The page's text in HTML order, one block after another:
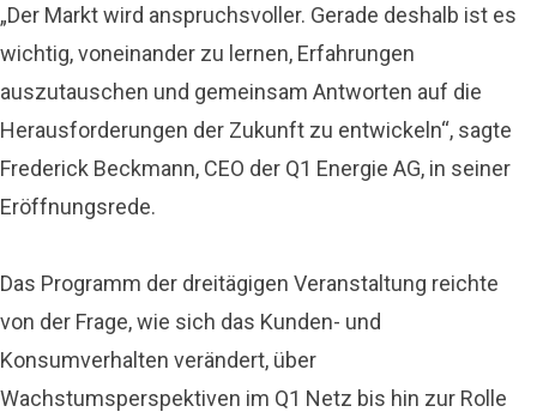
„Der Markt wird anspruchsvoller. Gerade deshalb ist es
wichtig, voneinander zu lernen, Erfahrungen
auszutauschen und gemeinsam Antworten auf die
Herausforderungen der Zukunft zu entwickeln“, sagte
Frederick Beckmann, CEO der Q1 Energie AG, in seiner
Eröffnungsrede.
Das Programm der dreitägigen Veranstaltung reichte
von der Frage, wie sich das Kunden- und
Konsumverhalten verändert, über
Wachstumsperspektiven im Q1 Netz bis hin zur Rolle